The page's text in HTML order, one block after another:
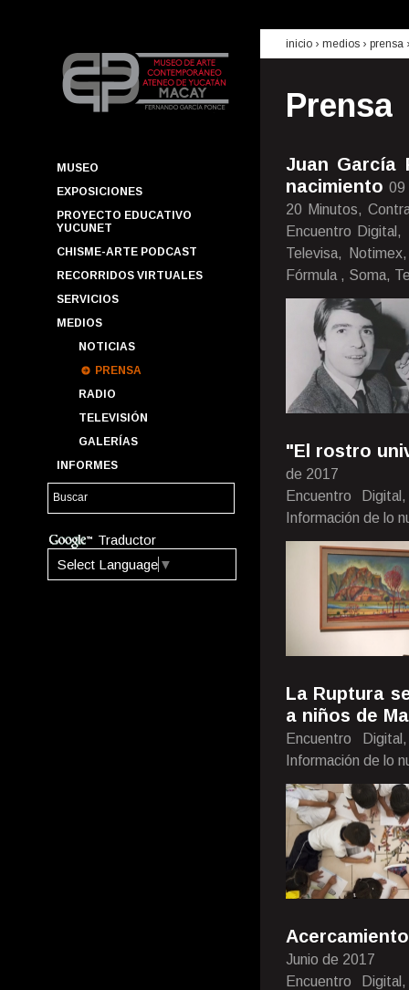
MUSEO
EXPOSICIONES
PROYECTO EDUCATIVO
YUCUNET
CHISME-ARTE PODCAST
RECORRIDOS VIRTUALES
SERVICIOS
MEDIOS
NOTICIAS
PRENSA
RADIO
TELEVISIÓN
GALERÍAS
INFORMES
Traductor
Select Language ▼
inicio › medios › prensa
Prensa
Juan García
nacimiento 09
20 Minutos,
Encuentro
Televisa,
Fórmula , Soma,
"El rostro
de 2017
Encuentro
Información de lo
La Ruptura
a niños de
Encuentro
Información de lo
Junio de 2017
Encuentro